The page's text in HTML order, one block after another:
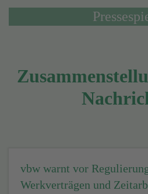
vbw warnt vor
Werkverträgen und